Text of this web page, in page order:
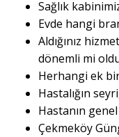
Sağlık
Evde hangi
Aldığınız
dönemli mi
Herhangi ek
Hastalığın
Hastanın
Çekmeköy